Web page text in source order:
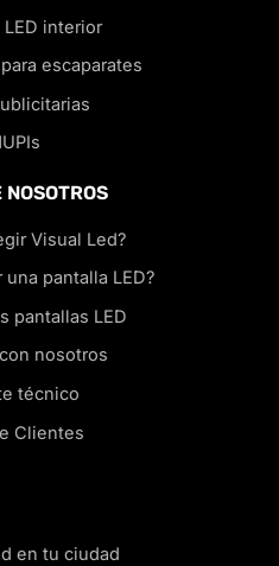
LED interior
escaparates
NOSOTROS
Visual Led?
pantalla LED?
pantallas LED
nosotros
técnico
Clientes
en tu ciudad